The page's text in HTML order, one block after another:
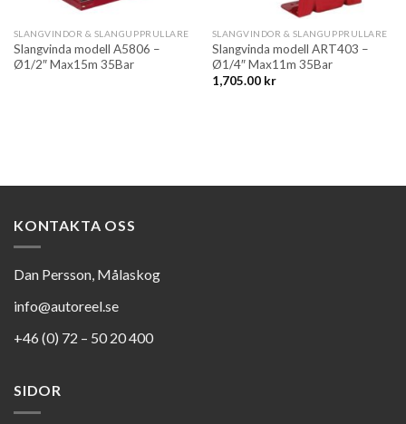
SLANGVINDOR & SLANGUPPRULLARE
Slangvinda modell A5806 –
Ø1/2″ Max15m 35Bar
SLANGVINDOR & SLANGUPPRULLARE
Slangvinda modell ART403 –
Ø1/4″ Max11m 35Bar
1,705.00 kr
KONTAKTA OSS
Dan Persson, Målaskog
info@autoreel.se
+46 (0) 72 – 50 20 400
SIDOR